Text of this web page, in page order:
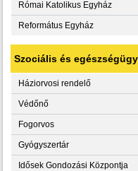
Római Katolikus Egyház
Református Egyház
Szociális és egészségügy
Háziorvosi rendelő
Védőnő
Fogorvos
Gyógyszertár
Idősek Gondozási Központja